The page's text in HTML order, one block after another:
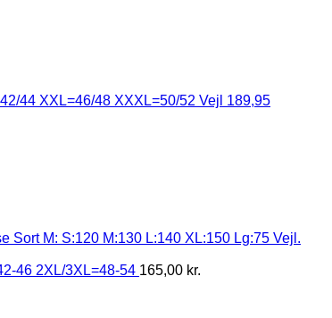
44 XXL=46/48 XXXL=50/52 Vejl 189,95
Sort M: S:120 M:130 L:140 XL:150 Lg:75 Vejl.
46 2XL/3XL=48-54 165,00 kr.